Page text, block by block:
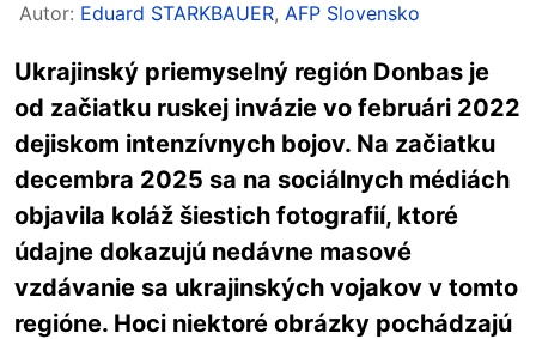
Autor: Eduard STARKBAUER, AFP Slovensko
Ukrajinský priemyselný región Donbas je
od začiatku ruskej invázie vo februári 2022
dejiskom intenzívnych bojov. Na začiatku
decembra 2025 sa na sociálnych médiách
objavila koláž šiestich fotografií, ktoré
údajne dokazujú nedávne masové
vzdávanie sa ukrajinských vojakov v tomto
regióne. Hoci niektoré obrázky pochádzajú